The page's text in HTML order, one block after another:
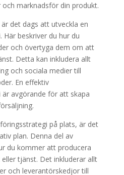
marknadsför din produkt.
det dags att utveckla en
beskriver du hur du
och övertyga dem om att
Detta kan inkludera allt
och sociala medier till
En effektiv
avgörande för att skapa
på plats, är det
plan. Denna del av
du kommer att producera
tjänst. Det inkluderar allt
och leverantörskedjor till